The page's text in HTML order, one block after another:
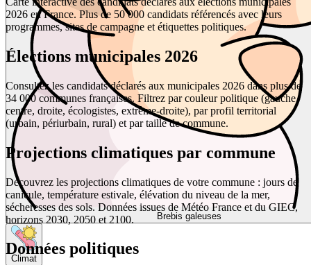
Brebis galeuses
Climat
2026 en France. Plus de 50 000 candidats référencés avec leurs
programmes, sites de campagne et étiquettes politiques.
Élections municipales 2026
Consultez les candidats déclarés aux municipales 2026 dans plus de
34 000 communes françaises. Filtrez par couleur politique (gauche,
centre, droite, écologistes, extrême-droite), par profil territorial
(urbain, périurbain, rural) et par taille de commune.
Projections climatiques par commune
Découvrez les projections climatiques de votre commune : jours de
canicule, température estivale, élévation du niveau de la mer,
sécheresses des sols. Données issues de Météo France et du GIEC,
horizons 2030, 2050 et 2100.
Données politiques